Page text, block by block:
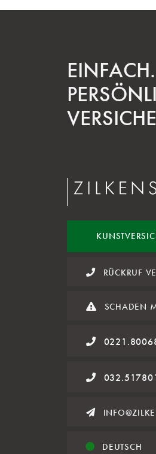
EINFACH.
KUNST
RÜCKRUF
SCHADEN
DEUTSCH